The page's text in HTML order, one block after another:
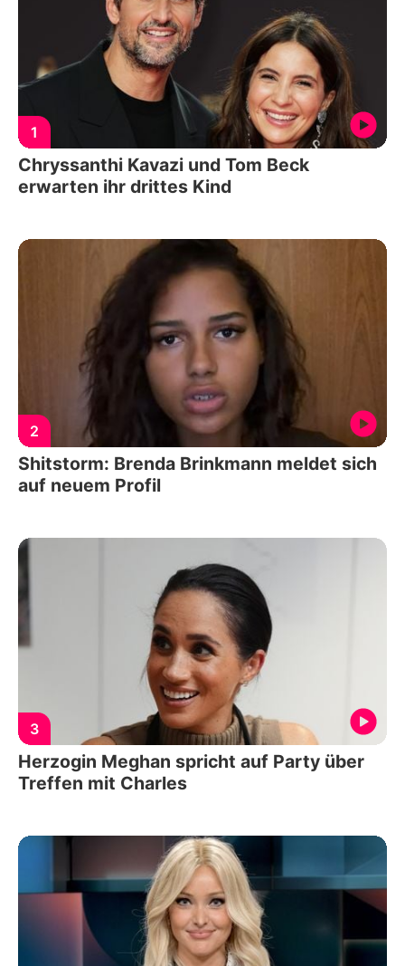
1
Chryssanthi Kavazi und Tom Beck
erwarten ihr drittes Kind
2
Shitstorm: Brenda Brinkmann meldet sich
auf neuem Profil
3
Herzogin Meghan spricht auf Party über
Treffen mit Charles